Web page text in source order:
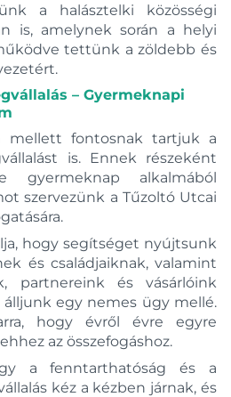
a halásztelki közösségi
is, amelynek során a helyi
tettünk a zöldebb és
– Gyermeknapi
mellett fontosnak tartjuk a
is. Ennek részeként
gyermeknap alkalmából
szervezünk a Tűzoltó Utcai
hogy segítséget nyújtsunk
és családjaiknak, valamint
partnereink és vásárlóink
álljunk egy nemes ügy mellé.
hogy évről évre egyre
az összefogáshoz.
a fenntarthatóság és a
kéz a kézben járnak, és